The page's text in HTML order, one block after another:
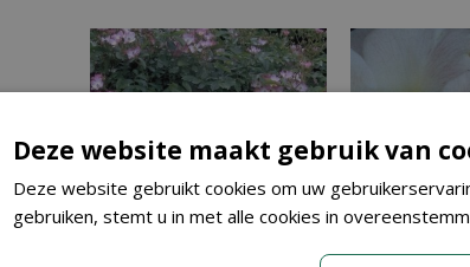
Deze website maakt gebruik van
Deze website gebruikt cookies om uw
gebruiken, stemt u in met alle cookies in